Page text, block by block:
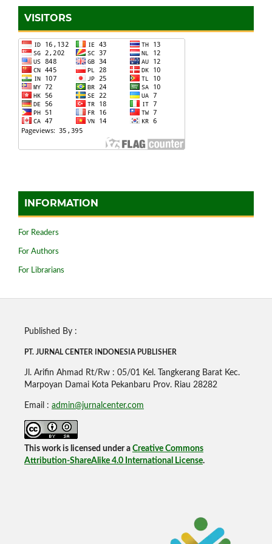
VISITORS
INFORMATION
For Readers
For Authors
For Librarians
Published By :
PT. JURNAL CENTER INDONESIA PUBLISHER
Jl. Arifin Ahmad Rt/Rw : 05/01 Kel. Tangkerang Barat Kec.
Marpoyan Damai Kota Pekanbaru Prov. Riau 28282
Email : admin@jurnalcenter.com
This work is licensed under a Creative Commons
Attribution-ShareAlike 4.0 International License.